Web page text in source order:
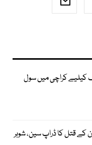
کیلیے کراچی میں سول
خاتون کے قتل کا ڈراپ سین، شوہر